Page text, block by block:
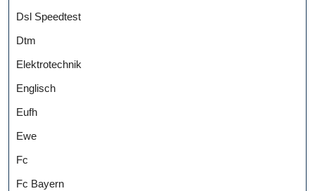
Dsl Speedtest
Dtm
Elektrotechnik
Englisch
Eufh
Ewe
Fc
Fc Bayern